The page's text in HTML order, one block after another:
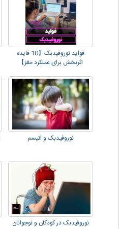
فواید نوروفیدبک【10 فایده
اثربخش برای عملکرد مغز】
نوروفیدبک و اتیسم
نوروفیدبک در کودکان و نوجوانان